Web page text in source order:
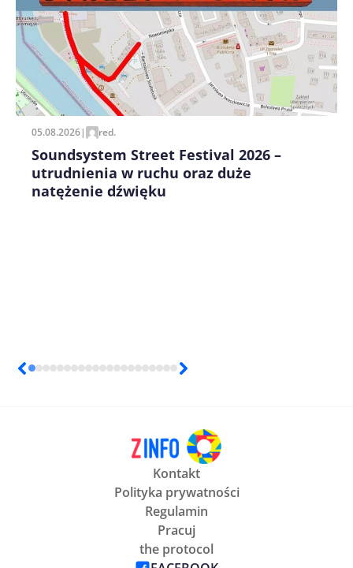
Zapamiętaj moje dane w tej przeglądarce podczas
pisania kolejnych komentarzy.
05.08.2026| red.
Soundsystem Street Festival 2026 –
utrudnienia w ruchu oraz duże
natężenie dźwięku
Kontakt
Polityka prywatności
Regulamin
Pracuj
the protocol